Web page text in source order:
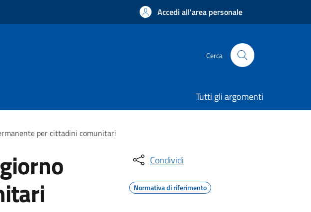
Accedi all'area personale
Cerca
Tutti gli argomenti
per cittadini comunitari
Condividi
Normativa di riferimento